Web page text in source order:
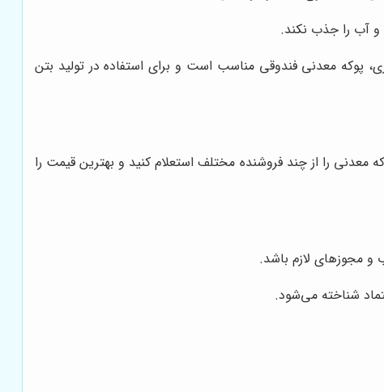
و آب را جذب نکند.
پوکه معدنی فندوقی مناسب است و برای استفاده در تولید بتن
را از چند فروشنده مختلف استعلام کنید و بهترین قیمت را
و مجوزهای لازم باشد.
شناخته می‌شود.